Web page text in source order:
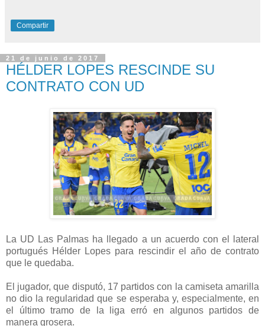
Compartir
21 de junio de 2017
HÉLDER LOPES RESCINDE SU
CONTRATO CON UD
La UD Las Palmas ha llegado a un acuerdo con el lateral
portugués Hélder Lopes para rescindir el año de contrato
que le quedaba.
El jugador, que disputó, 17 partidos con la camiseta amarilla
no dio la regularidad que se esperaba y, especialmente, en
el último tramo de la liga erró en algunos partidos de
manera grosera.